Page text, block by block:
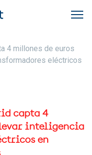
a la
4 millones de euros
eléctricos
capta 4
inteligencia
en